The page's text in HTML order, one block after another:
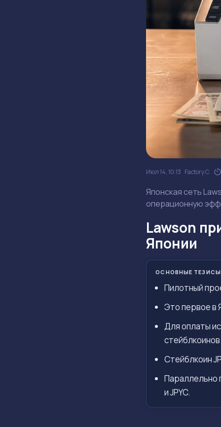
Июл 14, 10:13 Factory C.
Японская сеть
операционную
Lawson
Японии
ОСНОВНЫЕ ТЕЗИСЫ
Пилотный
Это первое в
Для оплаты
Стейблкоин
Параллельно
и JPYC.